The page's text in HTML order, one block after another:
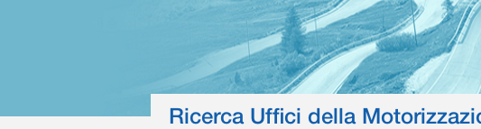
Ricerca Uffici della